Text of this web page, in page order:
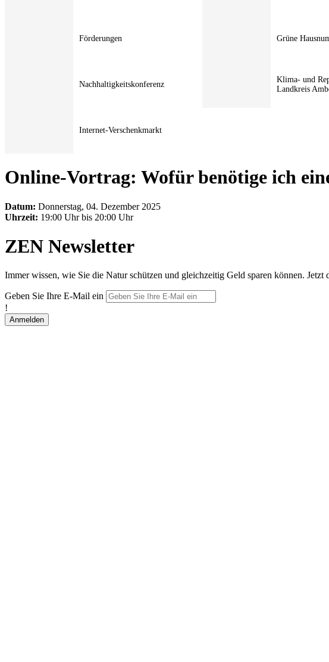
Förderungen Grüne
Nachhaltigkeitskonferenz
Klima- und
Landkreis
Internet-Verschenkmarkt
Online-Vortrag: Wofür benötige ich
Datum: Donnerstag, 04. Dezember 2025
Uhrzeit: 19:00 Uhr bis 20:00 Uhr
ZEN Newsletter
Immer wissen, wie Sie die Natur schützen und gleichzeitig Geld sparen können. Jetzt
Geben Sie Ihre E-Mail ein
!